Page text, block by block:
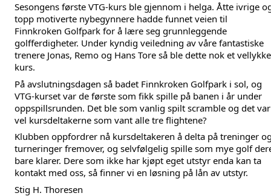
Sesongens første VTG-kurs ble gjennom i helga. Åtte ivrige
topp motiverte nybegynnere hadde funnet veien til
Finnkroken Golfpark for å lære seg grunnleggende
golfferdigheter. Under kyndig veiledning av våre fantastiske
trenere Jonas, Remo og Hans Tore så ble dette nok et
kurs.
På avslutningsdagen så badet Finnkroken Golfpark i sol, og
VTG-kurset var de første som fikk spille på banen i år under
oppspillsrunden. Det ble som vanlig spilt scramble og det var
vel kursdeltakerne som vant alle tre flightene?
Klubben oppfordrer nå kursdeltakeren å delta på treninger
turneringer fremover, og selvfølgelig spille som mye golf
bare klarer. Dere som ikke har kjøpt eget utstyr enda kan ta
kontakt med oss, så finner vi en løsning på lån av utstyr.
Stig H. Thoresen